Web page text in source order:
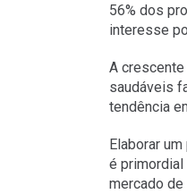
56% dos
interesse
A
saudáveis
tendência
Elaborar
é primordial
mercado